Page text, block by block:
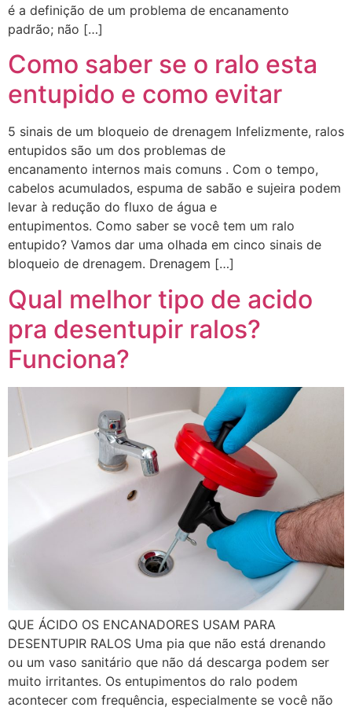
é a definição de um problema de encanamento
padrão; não […]
Como saber se o ralo esta
entupido e como evitar
5 sinais de um bloqueio de drenagem Infelizmente, ralos
entupidos são um dos problemas de
encanamento internos mais comuns . Com o tempo,
cabelos acumulados, espuma de sabão e sujeira podem
levar à redução do fluxo de água e
entupimentos. Como saber se você tem um ralo
entupido? Vamos dar uma olhada em cinco sinais de
bloqueio de drenagem. Drenagem […]
Qual melhor tipo de acido
pra desentupir ralos?
Funciona?
QUE ÁCIDO OS ENCANADORES USAM PARA
DESENTUPIR RALOS Uma pia que não está drenando
ou um vaso sanitário que não dá descarga podem ser
muito irritantes. Os entupimentos do ralo podem
acontecer com frequência, especialmente se você não